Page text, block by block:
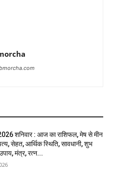
शनिवार : आज का राशिफल, मेष से मीन
सेहत, आर्थिक स्थिति, सावधानी, शुभ
मंत्र, रत्न...